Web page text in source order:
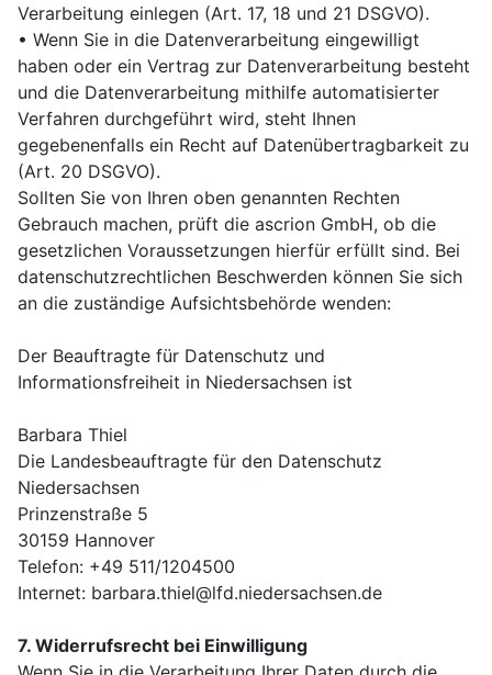
Verarbeitung einlegen (Art. 17, 18 und 21 DSGVO).
• Wenn Sie in die Datenverarbeitung eingewilligt
haben oder ein Vertrag zur Datenverarbeitung besteht
und die Datenverarbeitung mithilfe automatisierter
Verfahren durchgeführt wird, steht Ihnen
gegebenenfalls ein Recht auf Datenübertragbarkeit zu
(Art. 20 DSGVO).
Sollten Sie von Ihren oben genannten Rechten
Gebrauch machen, prüft die ascrion GmbH, ob die
gesetzlichen Voraussetzungen hierfür erfüllt sind. Bei
datenschutzrechtlichen Beschwerden können Sie sich
an die zuständige Aufsichtsbehörde wenden:
Der Beauftragte für Datenschutz und
Informationsfreiheit in Niedersachsen ist
Barbara Thiel
Die Landesbeauftragte für den Datenschutz
Niedersachsen
Prinzenstraße 5
30159 Hannover
Telefon: +49 511/1204500
Internet: barbara.thiel@lfd.niedersachsen.de
7. Widerrufsrecht bei Einwilligung